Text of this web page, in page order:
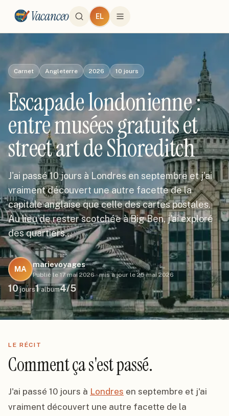
Vacanceo EL
Carnet Angleterre 2026 10 jours
Escapade londonienne :
entre musées gratuits et
street art de Shoreditch
J'ai passé 10 jours à Londres en septembre et j'ai
vraiment découvert une autre facette de la
capitale anglaise que celle des cartes postales.
Au lieu de rester scotchée à Big Ben, j'ai exploré
des quartiers…
MA
marievoyages
Publié le 17 mai 2026·mis à jour le 25 mai 2026
10 jours1album4/5
LE RÉCIT
Comment ça s'est passé.
J'ai passé 10 jours à Londres en septembre et j'ai
vraiment découvert une autre facette de la